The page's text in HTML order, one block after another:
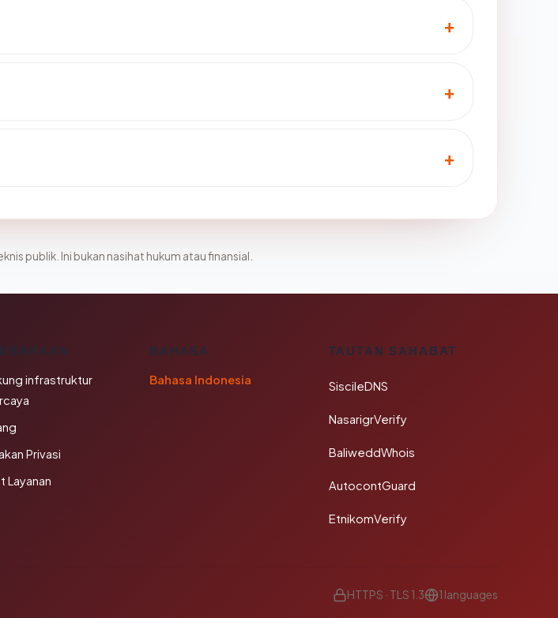
publik. Ini bukan nasihat hukum atau finansial.
infrastruktur
Privasi
Layanan
BAHASA
Bahasa Indonesia
TAUTAN SAHABAT
SiscileDNS
NasarigrVerify
BaliweddWhois
AutocontGuard
EtnikomVerify
HTTPS · TLS 1.3 1 languages